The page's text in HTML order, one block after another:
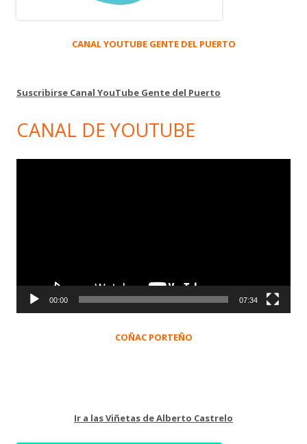
CANAL YOUTUBE GENTE DEL PUERTO
Suscribirse Canal YouTube Gente del Puerto
CANAL DE YOUTUBE
00:00 07:34
COÑAC PORTEÑO
Ir a las Viñetas de Alberto Castrelo